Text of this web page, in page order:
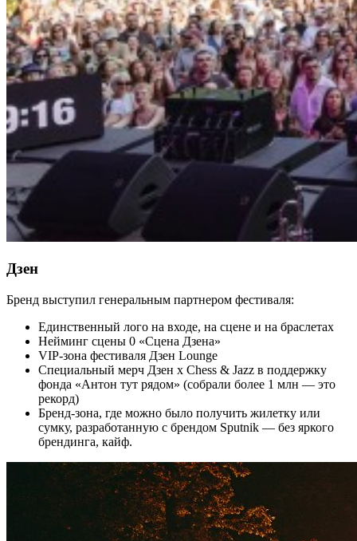
Дзен
Бренд выступил генеральным партнером фестиваля:
Единственный лого на входе, на сцене и на браслетах
Нейминг сцены 0 «Сцена Дзена»
VIP-зона фестиваля Дзен Lounge
Специальный мерч Дзен х Chess & Jazz в поддержку
фонда «Антон тут рядом» (собрали более 1 млн — это
рекорд)
Бренд-зона, где можно было получить жилетку или
сумку, разработанную с брендом Sputnik — без яркого
брендинга, кайф.